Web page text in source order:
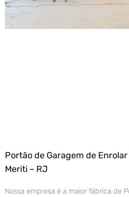
Portão de Garagem de
Meriti – RJ
Nossa empresa é a maior fábrica de